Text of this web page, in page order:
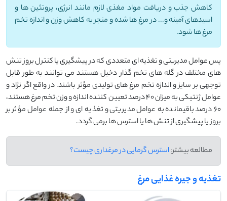
کاهش جذب و دریافت مواد مغذی لازم مانند انرژی، پروتئین ها و
اسیدهای آمینه و... در مرغ ها شده و منجر به کاهش وزن و اندازه تخم
مرغ ها شود.
پس عوامل مدیریتی و تغذیه ای متعددی که در پیشگیری یا کنترل بروز تنش
های مختلف در گله های تخم گذار دخیل هستند می توانند به طور قابل
توجهی بر سایز و اندازه تخم مرغ های تولیدی مؤثر باشند. در واقع اگر نژاد و
عوامل ژنتیکی به میزان 40 درصد تعیین کننده اندازه و وزن تخم مرغ هستند،
60 درصد باقیمانده به عوامل مدیریتی و تغذیه ای و از جمله عوامل مؤثر بر
بروز یا پیشگیری از تنش ها یا استرس ها برمی گردد.
مطالعه بیشتر:استرس گرمایی در مرغداری چیست؟
تغذیه و جیره غذایی مرغ